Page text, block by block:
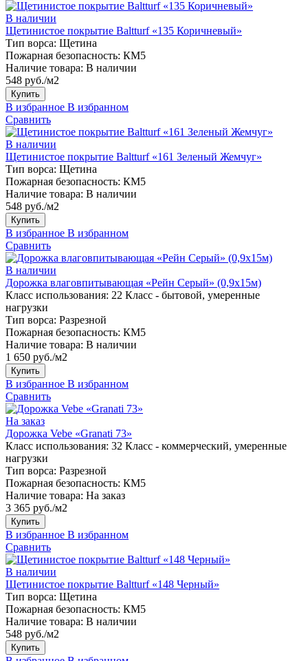
В наличии
Щетинистое покрытие Baltturf «135 Коричневый»
Тип ворса: Щетина
Пожарная безопасность: КМ5
Наличие товара: В наличии
548 руб./м2
Купить
В избранное В избранном
Сравнить
В наличии
Щетинистое покрытие Baltturf «161 Зеленый Жемчуг»
Тип ворса: Щетина
Пожарная безопасность: КМ5
Наличие товара: В наличии
548 руб./м2
Купить
В избранное В избранном
Сравнить
В наличии
Дорожка влаговпитывающая «Рейн Серый» (0,9х15м)
Класс использования: 22 Класс - бытовой, умеренные
нагрузки
Тип ворса: Разрезной
Пожарная безопасность: КМ5
Наличие товара: В наличии
1 650 руб./м2
Купить
В избранное В избранном
Сравнить
На заказ
Дорожка Vebe «Granati 73»
Класс использования: 32 Класс - коммерческий, умеренные
нагрузки
Тип ворса: Разрезной
Пожарная безопасность: КМ5
Наличие товара: На заказ
3 365 руб./м2
Купить
В избранное В избранном
Сравнить
В наличии
Щетинистое покрытие Baltturf «148 Черный»
Тип ворса: Щетина
Пожарная безопасность: КМ5
Наличие товара: В наличии
548 руб./м2
Купить